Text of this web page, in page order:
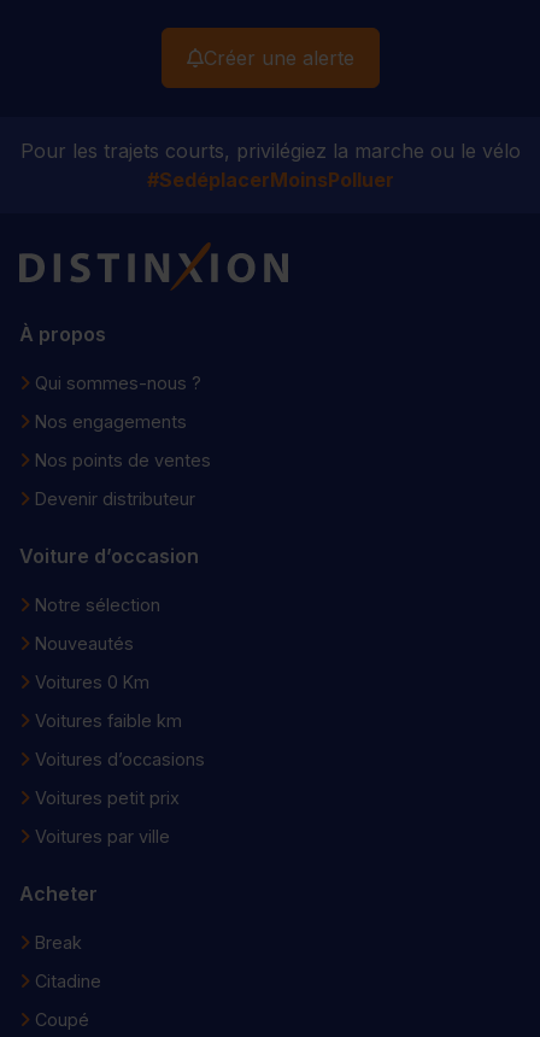
Créer une alerte
Pour les trajets courts, privilégiez la marche ou le vélo
#SedéplacerMoinsPolluer
Distinxion
À propos
Qui sommes-nous ?
Nos engagements
Nos points de ventes
Devenir distributeur
Voiture d’occasion
Notre sélection
Nouveautés
Voitures 0 Km
Voitures faible km
Voitures d’occasions
Voitures petit prix
Voitures par ville
Acheter
Break
Citadine
Coupé